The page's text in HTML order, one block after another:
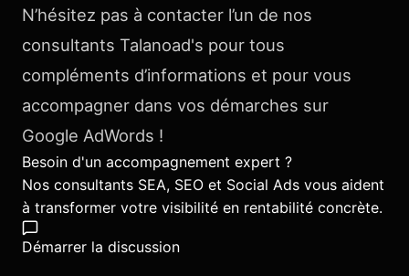
N’hésitez pas à contacter l’un de nos
consultants Talanoad's pour tous
compléments d’informations et pour vous
accompagner dans vos démarches sur
Google AdWords !
Besoin d'un accompagnement expert ?
Nos consultants SEA, SEO et Social Ads vous aident
à transformer votre visibilité en rentabilité concrète.
Démarrer la discussion